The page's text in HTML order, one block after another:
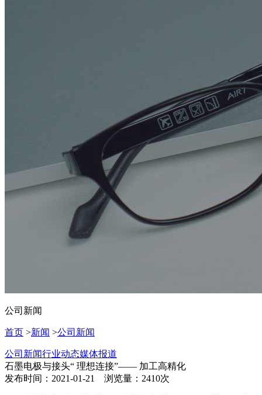
公司新闻
首页 >新闻 >公司新闻
公司新闻行业动态媒体报道
石墨电极与接头“ 理想连接”—— 加工高精化
发布时间：2021-01-21 浏览量：2410次